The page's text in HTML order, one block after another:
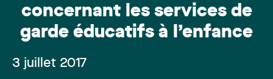
concernant les services de
garde éducatifs à l’enfance
3 juillet 2017